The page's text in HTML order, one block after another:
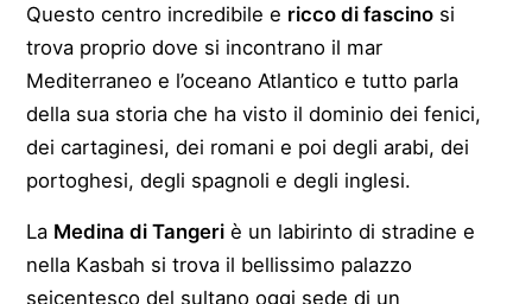
Questo centro incredibile e ricco di fascino si
trova proprio dove si incontrano il mar
Mediterraneo e l’oceano Atlantico e tutto parla
della sua storia che ha visto il dominio dei fenici,
dei cartaginesi, dei romani e poi degli arabi, dei
portoghesi, degli spagnoli e degli inglesi.
La Medina di Tangeri è un labirinto di stradine e
nella Kasbah si trova il bellissimo palazzo
seicentesco del sultano oggi sede di un